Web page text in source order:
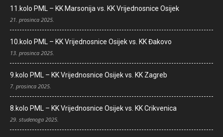
11.kolo PML – KK Marsonija vs. KK Vrijednosnice Osijek
21. prosinca 2025.
10.kolo PML – KK Vrijednosnice Osijek vs. KK Đakovo
13. prosinca 2025.
9.kolo PML – KK Vrijednosnice Osijek vs. KK Zagreb
7. prosinca 2025.
8.kolo PML – KK Vrijednosnice Osijek vs. KK Crikvenica
29. studenoga 2025.